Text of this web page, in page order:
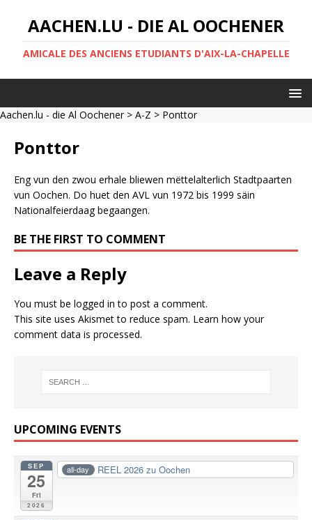
AACHEN.LU - DIE AL OOCHENER
AMICALE DES ANCIENS ETUDIANTS D'AIX-LA-CHAPELLE
Aachen.lu - die Al Oochener> A-Z > Ponttor
Ponttor
Eng vun den zwou erhale bliewen mëttelalterlich Stadtpaarten
vun Oochen. Do huet den AVL vun 1972 bis 1999 säin
Nationalfeierdaag begaangen.
BE THE FIRST TO COMMENT
Leave a Reply
You must be logged in to post a comment.
This site uses Akismet to reduce spam. Learn how your
comment data is processed.
UPCOMING EVENTS
SEP
25
Fri
2026
all-day REEL 2026 zu Oochen